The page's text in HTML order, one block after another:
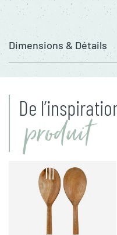
Dimensions & Détails
De
produit